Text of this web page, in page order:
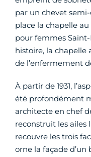
par un chevet
place la chapelle
pour femmes
histoire, la chapelle
de l’enfermement
À partir de 1931,
été profondément
architecte en chef
reconstruit les ailes
recouvre les trois
orne la façade